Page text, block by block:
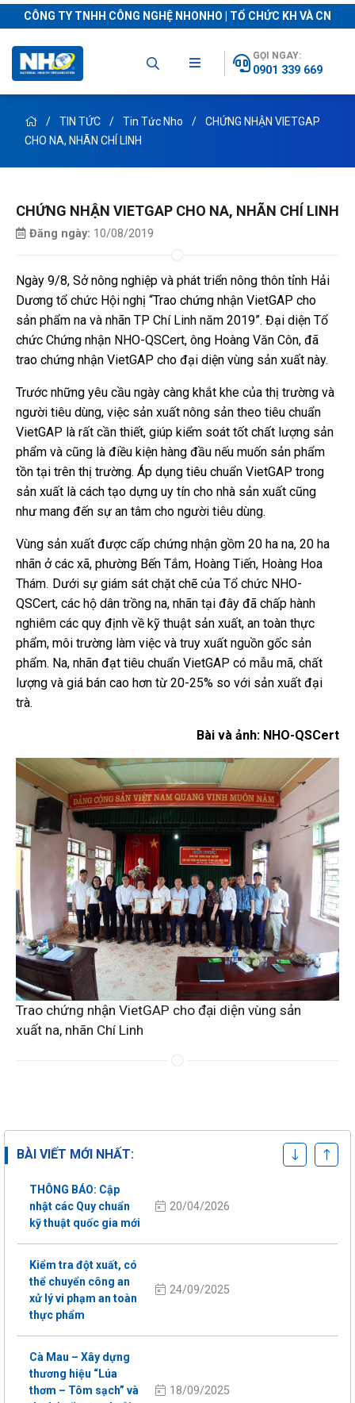
CÔNG TY TNHH CÔNG NGHỆ NHONHO | TỔ CHỨC KH VÀ CN
GỌI NGAY:
0901 339 669
TIN TỨC Tin Tức Nho
CHỨNG NHẬN VIETGAP
CHO NA, NHÃN CHÍ LINH
CHỨNG NHẬN VIETGAP CHO NA, NHÃN CHÍ LINH
Đăng ngày: 10/08/2019
Ngày 9/8, Sở nông nghiệp và phát triển nông thôn tỉnh Hải
Dương tổ chức Hội nghị “Trao chứng nhận VietGAP cho
sản phẩm na và nhãn TP Chí Linh năm 2019”. Đại diện Tổ
chức Chứng nhận NHO-QSCert, ông Hoàng Văn Côn, đã
trao chứng nhận VietGAP cho đại diện vùng sản xuất này.
Trước những yêu cầu ngày càng khắt khe của thị trường và
người tiêu dùng, việc sản xuất nông sản theo tiêu chuẩn
VietGAP là rất cần thiết, giúp kiểm soát tốt chất lượng sản
phẩm và cũng là điều kiện hàng đầu nếu muốn sản phẩm
tồn tại trên thị trường. Áp dụng tiêu chuẩn VietGAP trong
sản xuất là cách tạo dựng uy tín cho nhà sản xuất cũng
như mang đến sự an tâm cho người tiêu dùng.
Vùng sản xuất được cấp chứng nhận gồm 20 ha na, 20 ha
nhãn ở các xã, phường Bến Tắm, Hoàng Tiến, Hoàng Hoa
Thám. Dưới sự giám sát chặt chẽ của Tổ chức NHO-
QSCert, các hộ dân trồng na, nhãn tại đây đã chấp hành
nghiêm các quy định về kỹ thuật sản xuất, an toàn thực
phẩm, môi trường làm việc và truy xuất nguồn gốc sản
phẩm. Na, nhãn đạt tiêu chuẩn VietGAP có mẫu mã, chất
lượng và giá bán cao hơn từ 20-25% so với sản xuất đại
trà.
Bài và ảnh: NHO-QSCert
Trao chứng nhận VietGAP cho đại diện vùng sản
xuất na, nhãn Chí Linh
BÀI VIẾT MỚI NHẤT:
– VietGAP Trồng trọt
từ 01/08/2026
THÔNG BÁO: Cập
nhật các Quy chuẩn
kỹ thuật quốc gia mới
20/04/2026
Kiểm tra đột xuất, có
thể chuyển công an
xử lý vi phạm an toàn
thực phẩm
24/09/2025
Cà Mau – Xây dựng
thương hiệu “Lúa
thơm – Tôm sạch” và
18/09/2025